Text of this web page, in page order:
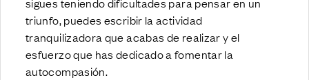
triunfo, puedes escribir la actividad
tranquilizadora que acabas de realizar y el
esfuerzo que has dedicado a fomentar la
autocompasión.